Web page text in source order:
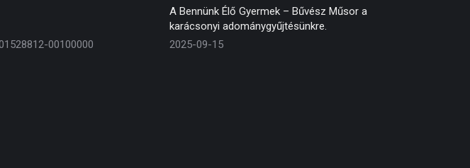
00100000
A Bennünk Élő Gyermek – Bűvész Műsor a
karácsonyi adománygyűjtésünkre.
2025-09-15